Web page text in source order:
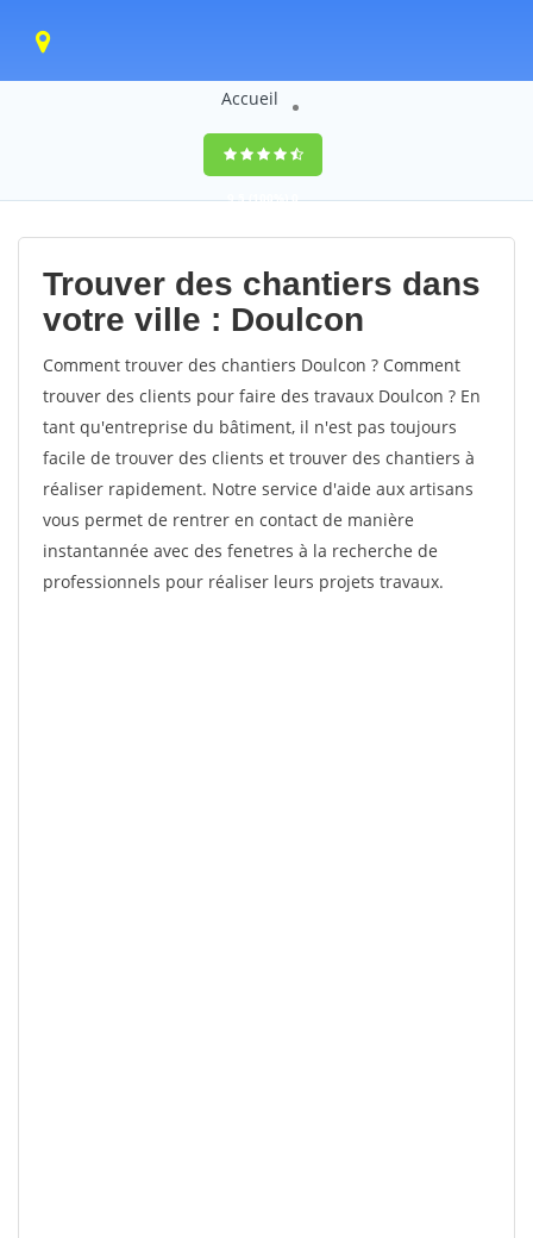
Accueil
9,5(100%)0
votes
Trouver des chantiers dans
votre ville : Doulcon
Comment trouver des chantiers Doulcon ? Comment
trouver des clients pour faire des travaux Doulcon ? En
tant qu'entreprise du bâtiment, il n'est pas toujours
facile de trouver des clients et trouver des chantiers à
réaliser rapidement. Notre service d'aide aux artisans
vous permet de rentrer en contact de manière
instantannée avec des fenetres à la recherche de
professionnels pour réaliser leurs projets travaux.